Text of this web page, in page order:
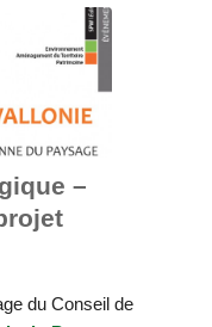
–
du Conseil de